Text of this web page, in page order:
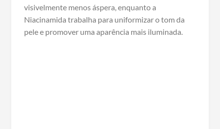
visivelmente menos áspera, enquanto a
Niacinamida trabalha para uniformizar o tom da
pele e promover uma aparência mais iluminada.